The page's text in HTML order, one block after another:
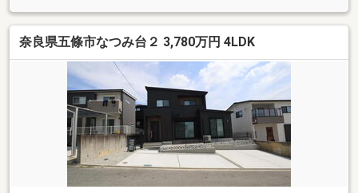
奈良県五條市なつみ台２ 3,780万円 4LDK